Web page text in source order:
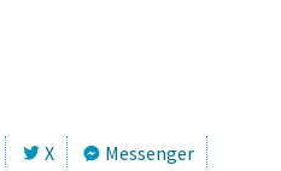
X
Messenger